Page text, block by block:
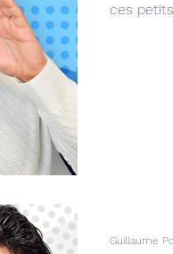
ces petits
Guillaume